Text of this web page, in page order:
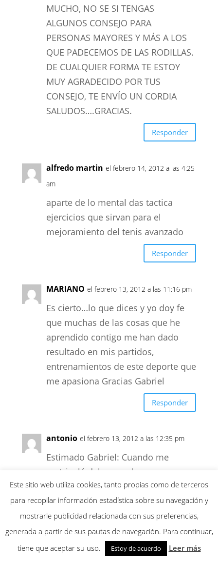
MUCHO, NO SE SI TENGAS
ALGUNOS CONSEJO PARA
PERSONAS MAYORES Y MÁS A LOS
QUE PADECEMOS DE LAS RODILLAS.
DE CUALQUIER FORMA TE ESTOY
MUY AGRADECIDO POR TUS
CONSEJO, TE ENVÍO UN CORDIA
SALUDOS….GRACIAS.
Responder
alfredo martin el febrero 14, 2012 a las 4:25
am
aparte de lo mental das tactica
ejercicios que sirvan para el
mejoramiento del tenis avanzado
Responder
MARIANO el febrero 13, 2012 a las 11:16 pm
Es cierto…lo que dices y yo doy fe
que muchas de las cosas que he
aprendido contigo me han dado
resultado en mis partidos,
entrenamientos de este deporte que
me apasiona Gracias Gabriel
Responder
antonio el febrero 13, 2012 a las 12:35 pm
Estimado Gabriel: Cuando me
matriculé del curso de
entrenamiento mental y que me ha
servido y aplicado en pequeña
proporción a mis alumnos no tuve
problema alguno en entrar en la
página.
ahora cuancd me envías nuevos
Este sitio web utiliza cookies, tanto propias como de terceros
para recopilar información estadística sobre su navegación y
mostrarle publicidad relacionada con sus preferencias,
generada a partir de sus pautas de navegación. Para continuar,
tiene que aceptar su uso.
Estoy de acuerdo Leer más